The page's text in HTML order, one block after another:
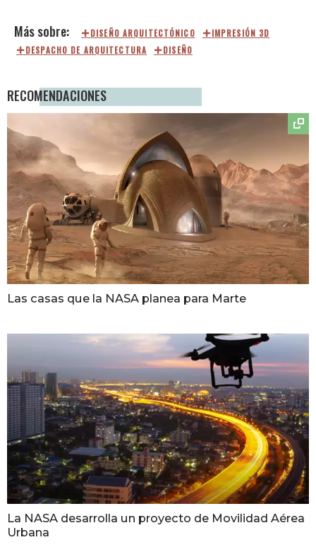
DISEÑO ARQUITECTÓNICO
IMPRESIÓN 3D
DESPACHO DE ARQUITECTURA
DISEÑO
RECOMENDACIONES
Las casas que la NASA planea para Marte
La NASA desarrolla un proyecto de Movilidad Aérea
Urbana